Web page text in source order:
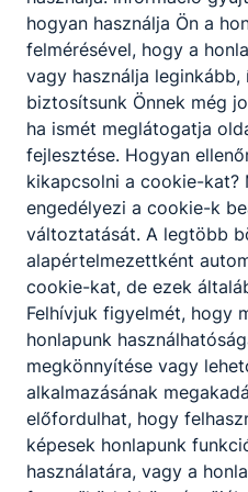
kísérőik előtt izgalmas és
napok állnak.
2026. júl. 7. Trefort Média
Rangos elismerést
igazgatója és
munkaközösség-
Óriási büszkeség érte
Budapesti Műszaki
hogyan használja Ön a
felmérésével, hogy a
vagy használja
biztosítsunk Önnek még
ha ismét meglátogatja
fejlesztése. Hogyan
kikapcsolni a cookie-kat?
engedélyezi a cookie-k
változtatását. A legtöbb
alapértelmezettként
cookie-kat, de ezek
Felhívjuk figyelmét, hogy
honlapunk
megkönnyítése vagy
alkalmazásának
előfordulhat, hogy
képesek honlapunk
használatára, vagy a